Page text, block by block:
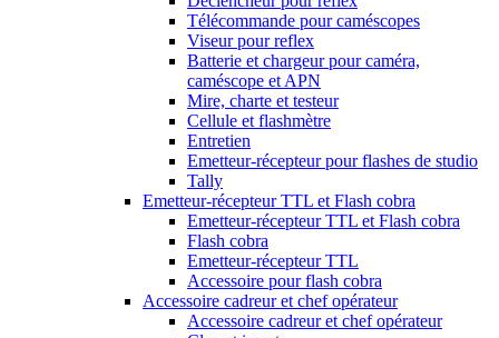
Télécommande pour caméscopes
Viseur pour reflex
Batterie et chargeur pour caméra,
caméscope et APN
Mire, charte et testeur
Cellule et flashmètre
Entretien
Emetteur-récepteur pour flashes de studio
Tally
Emetteur-récepteur TTL et Flash cobra
Emetteur-récepteur TTL et Flash cobra
Flash cobra
Emetteur-récepteur TTL
Accessoire pour flash cobra
Accessoire cadreur et chef opérateur
Accessoire cadreur et chef opérateur